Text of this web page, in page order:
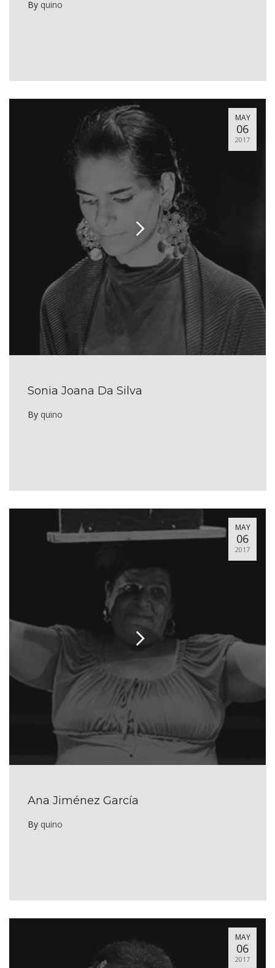
By quino
MAY
06
2017
Sonia Joana Da Silva
By quino
MAY
06
2017
Ana Jiménez García
By quino
MAY
06
2017